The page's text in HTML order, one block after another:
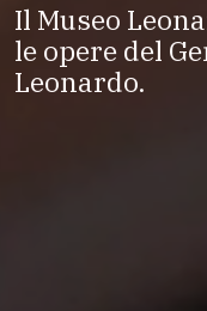
Il Museo
le opere del
Leonardo.